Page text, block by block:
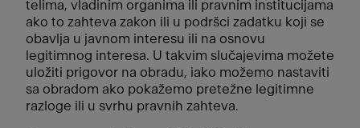
telima, vladinim organima ili pravnim institucijama
ako to zahteva zakon ili u podršci zadatku koji se
obavlja u javnom interesu ili na osnovu
legitimnog interesa. U takvim slučajevima možete
uložiti prigovor na obradu, iako možemo nastaviti
sa obradom ako pokažemo pretežne legitimne
razloge ili u svrhu pravnih zahteva.